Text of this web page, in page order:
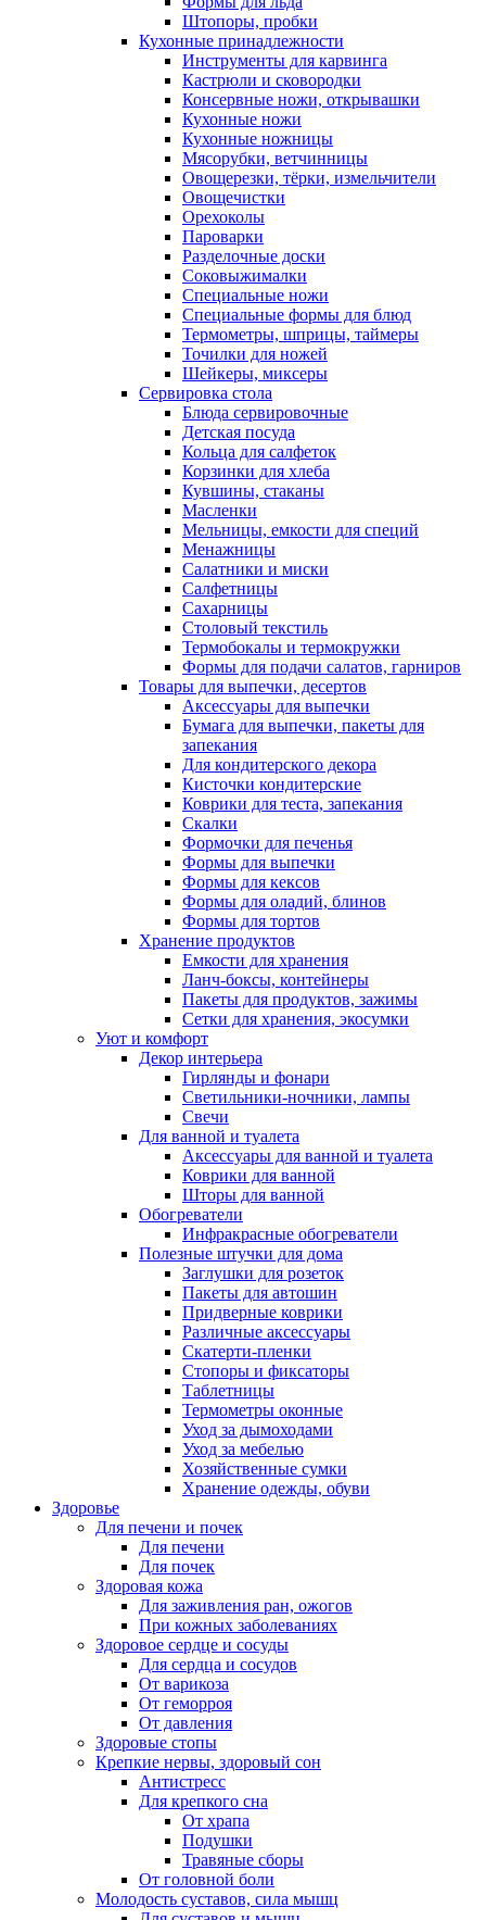
Штопоры, пробки
Кухонные принадлежности
Инструменты для карвинга
Кастрюли и сковородки
Консервные ножи, открывашки
Кухонные ножи
Кухонные ножницы
Мясорубки, ветчинницы
Овощерезки, тёрки, измельчители
Овощечистки
Орехоколы
Пароварки
Разделочные доски
Соковыжималки
Специальные ножи
Специальные формы для блюд
Термометры, шприцы, таймеры
Точилки для ножей
Шейкеры, миксеры
Сервировка стола
Блюда сервировочные
Детская посуда
Кольца для салфеток
Корзинки для хлеба
Кувшины, стаканы
Масленки
Мельницы, емкости для специй
Менажницы
Салатники и миски
Салфетницы
Сахарницы
Столовый текстиль
Термобокалы и термокружки
Формы для подачи салатов, гарниров
Товары для выпечки, десертов
Аксессуары для выпечки
Бумага для выпечки, пакеты для
запекания
Для кондитерского декора
Кисточки кондитерские
Коврики для теста, запекания
Скалки
Формочки для печенья
Формы для выпечки
Формы для кексов
Формы для оладий, блинов
Формы для тортов
Хранение продуктов
Емкости для хранения
Ланч-боксы, контейнеры
Пакеты для продуктов, зажимы
Сетки для хранения, экосумки
Уют и комфорт
Декор интерьера
Гирлянды и фонари
Светильники-ночники, лампы
Свечи
Для ванной и туалета
Аксессуары для ванной и туалета
Коврики для ванной
Шторы для ванной
Обогреватели
Инфракрасные обогреватели
Полезные штучки для дома
Заглушки для розеток
Пакеты для автошин
Придверные коврики
Различные аксессуары
Скатерти-пленки
Стопоры и фиксаторы
Таблетницы
Термометры оконные
Уход за дымоходами
Уход за мебелью
Хозяйственные сумки
Хранение одежды, обуви
Здоровье
Для печени и почек
Для печени
Для почек
Здоровая кожа
Для заживления ран, ожогов
При кожных заболеваниях
Здоровое сердце и сосуды
Для сердца и сосудов
От варикоза
От геморроя
От давления
Здоровые стопы
Крепкие нервы, здоровый сон
Антистресс
Для крепкого сна
От храпа
Подушки
Травяные сборы
От головной боли
Молодость суставов, сила мышц